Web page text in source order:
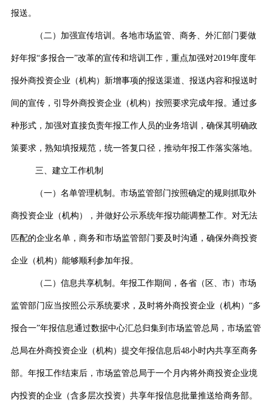
报送。
（二）加强宣传培训。 各地市场监管、商务、外汇部门要做
好年报“多报合一”改革的宣传和培训工作，重点加强对2019年度年
报外商投资企业（机构）新增事项的报送渠道、报送内容和报送时
间的宣传，引导外商投资企业（机构）按照要求完成年报。通过多
种形式，加强对直接负责年报工作人员的业务培训，确保其明确政
策要求，熟知填报规范，统一答复口径，推动年报工作落实落地。
三、建立工作机制
（一）名单管理机制。 市场监管部门按照确定的规则抓取外
商投资企业（机构），并做好公示系统年报功能调整工作。对无法
匹配的企业名单，商务和市场监管部门要及时沟通，确保外商投资
企业（机构）能够顺利参加年报。
（二）信息共享机制。 年报工作期间，各省（区、市）市场
监管部门应当按照公示系统要求，及时将外商投资企业（机构）“多
报合一”年报信息通过数据中心汇总归集到市场监管总局，市场监管
总局在外商投资企业（机构）提交年报信息后48小时内共享至商务
部。年报工作结束后，市场监管总局于一个月内将外商投资企业境
内投资的企业（含多层次投资）共享年报信息批量推送给商务部。